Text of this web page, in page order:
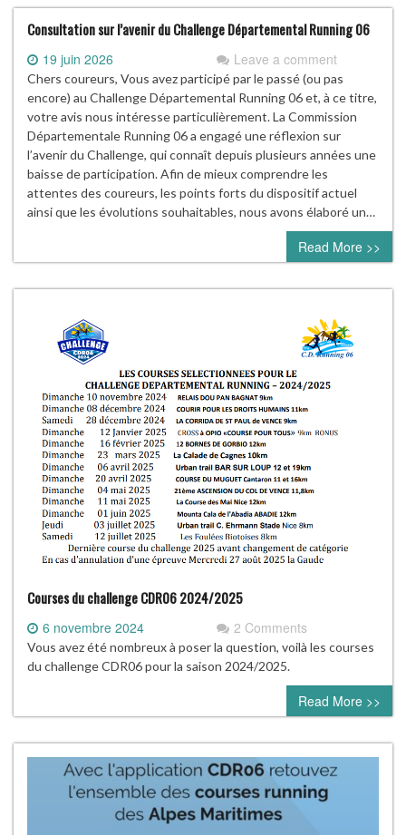
Consultation sur l’avenir du Challenge Départemental Running 06
19 juin 2026 Leave a comment
Chers coureurs, Vous avez participé par le passé (ou pas
encore) au Challenge Départemental Running 06 et, à ce titre,
votre avis nous intéresse particulièrement. La Commission
Départementale Running 06 a engagé une réflexion sur
l’avenir du Challenge, qui connaît depuis plusieurs années une
baisse de participation. Afin de mieux comprendre les
attentes des coureurs, les points forts du dispositif actuel
ainsi que les évolutions souhaitables, nous avons élaboré un…
Read More >>
Courses du challenge CDR06 2024/2025
6 novembre 2024 2 Comments
Vous avez été nombreux à poser la question, voilà les courses
du challenge CDR06 pour la saison 2024/2025.
Read More >>